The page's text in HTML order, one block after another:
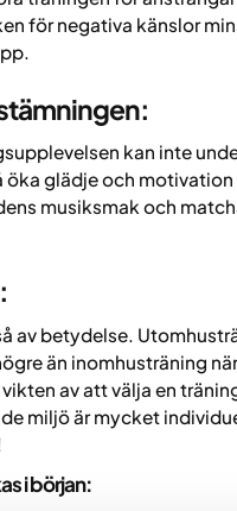
för negativa känslor
kan inte
glädje och
musiksmak och
av betydelse.
än inomhusträning
av att välja en
miljö är mycket
i början: